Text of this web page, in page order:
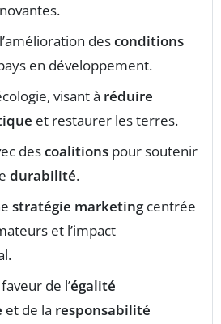
desconditions
en développement.
visant à réduire
et restaurer les terres.
descoalitions pour soutenir
durabilité.
stratégie marketingcentrée
et l’impact
de l’égalité
et de la responsabilité